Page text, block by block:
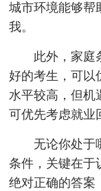
城市环境能够帮
我。
此外，家庭
好的考生，可以
水平较高，但机
可优先考虑就业
无论你处于
条件，关键在于
绝对正确的答案